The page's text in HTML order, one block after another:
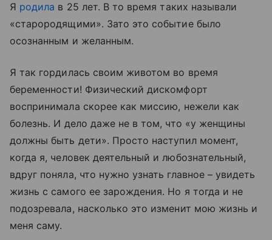
Я родила в 25 лет. В то время таких называли
«старородящими». Зато это событие было
осознанным и желанным.
Я так гордилась своим животом во время
беременности! Физический дискомфорт
воспринимала скорее как миссию, нежели как
болезнь. И дело даже не в том, что «у женщины
должны быть дети». Просто наступил момент,
когда я, человек деятельный и любознательный,
вдруг поняла, что нужно узнать главное – увидеть
жизнь с самого ее зарождения. Но я тогда и не
подозревала, насколько это изменит мою жизнь и
меня саму.